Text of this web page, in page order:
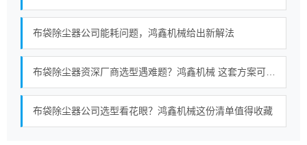
布袋除尘器公司能耗问题，鸿鑫机械给出新解法
布袋除尘器公司选型看花眼？鸿鑫机械这份清单值得收藏